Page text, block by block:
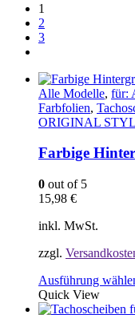
1
2
3
Alle Modelle, für:
Farbfolien,
ORIGINAL
Farbige
0 out of 5
15,98 €
inkl. MwSt.
zzgl.
Ausführung
Quick View